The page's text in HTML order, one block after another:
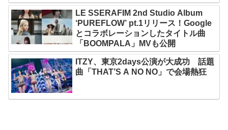
LE SSERAFIM 2nd Studio Album
‘PUREFLOW’ pt.1リリース！Google
とコラボレーションしたタイトル曲
「BOOMPALA」MVも公開
ITZY、東京2days公演が大成功 話題
曲「THAT’S A NO NO」で会場熱狂